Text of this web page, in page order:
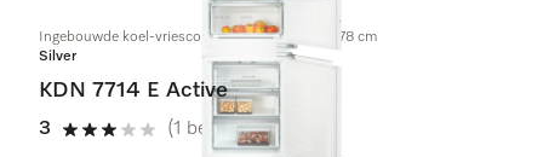
Ingebouwde koel-vriescombinatie, nishoogte 178 cm
Silver
KDN 7714 E Active
3
3 sterren van de 5
(1 beoordeling)